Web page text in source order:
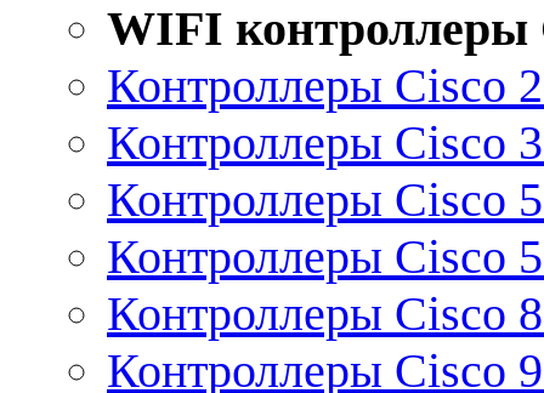
WIFI контроллеры
Контроллеры Cisco
Контроллеры Cisco
Контроллеры Cisco
Контроллеры Cisco
Контроллеры Cisco
Контроллеры Cisco